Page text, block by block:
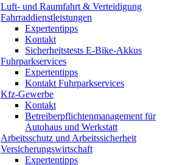
Luft- und Raumfahrt & Verteidigung
Fahrraddienstleistungen
Expertentipps
Kontakt
Sicherheitstests E-Bike-Akkus
Fuhrparkservices
Expertentipps
Kontakt Fuhrparkservices
Kfz-Gewerbe
Kontakt
Betreiberpflichtenmanagement für
Autohaus und Werkstatt
Arbeitsschutz und Arbeitssicherheit
Versicherungswirtschaft
Expertentipps